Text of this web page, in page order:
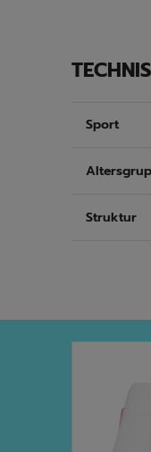
Sport
Struktur